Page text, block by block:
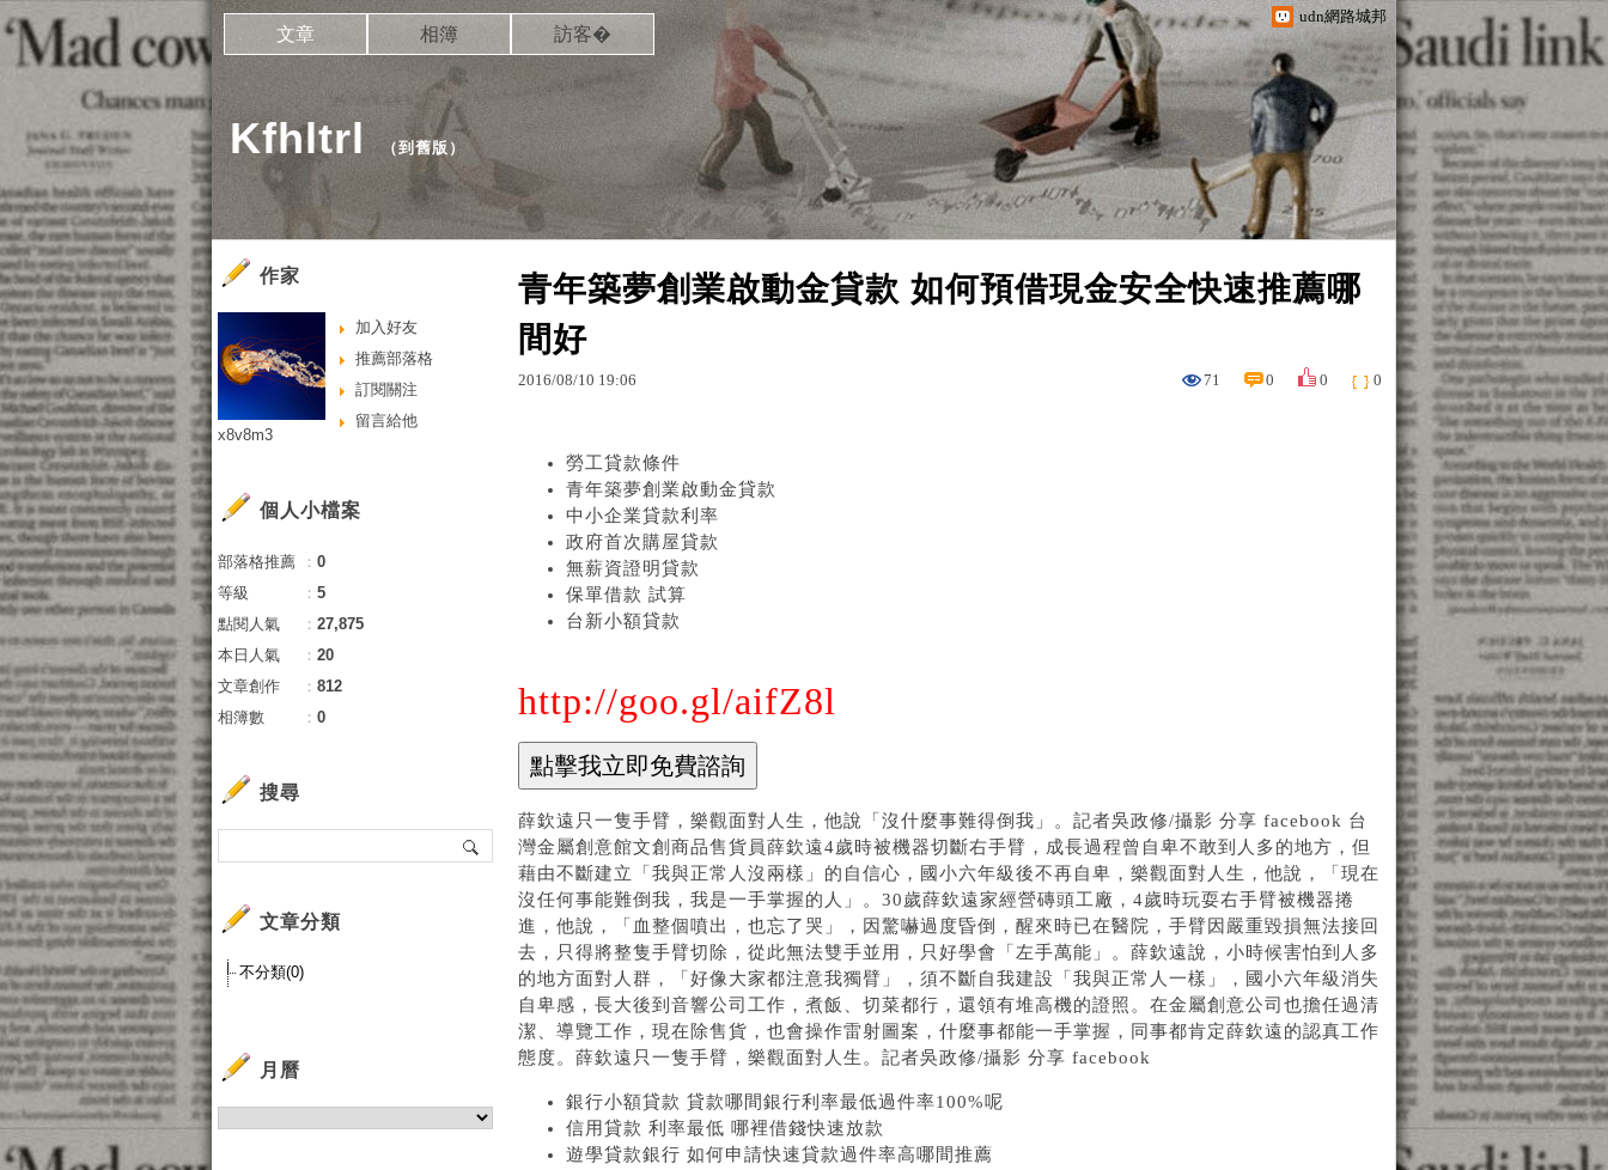
udn網路城邦
Kfhltrl （到舊版 ）
文章 相簿 訪客�
青年築夢創業啟動金貸款 如何預借現金安全快速推薦哪
間好
2016/08/10 19:06 71 0 0 0
勞工貸款條件
青年築夢創業啟動金貸款
中小企業貸款利率
政府首次購屋貸款
無薪資證明貸款
保單借款 試算
台新小額貸款
http://goo.gl/aifZ8l
薛欽遠只一隻手臂，樂觀面對人生，他說「沒什麼事難得倒我」。記者吳政修/攝影 分享 facebook 台
灣金屬創意館文創商品售貨員薛欽遠4歲時被機器切斷右手臂，成長過程曾自卑不敢到人多的地方，但
藉由不斷建立「我與正常人沒兩樣」的自信心，國小六年級後不再自卑，樂觀面對人生，他說，「現在
沒任何事能難倒我，我是一手掌握的人」。30歲薛欽遠家經營磚頭工廠，4歲時玩耍右手臂被機器捲
進，他說，「血整個噴出，也忘了哭」，因驚嚇過度昏倒，醒來時已在醫院，手臂因嚴重毀損無法接回
去，只得將整隻手臂切除，從此無法雙手並用，只好學會「左手萬能」。薛欽遠說，小時候害怕到人多
的地方面對人群，「好像大家都注意我獨臂」，須不斷自我建設「我與正常人一樣」，國小六年級消失
自卑感，長大後到音響公司工作，煮飯、切菜都行，還領有堆高機的證照。在金屬創意公司也擔任過清
潔、導覽工作，現在除售貨，也會操作雷射圖案，什麼事都能一手掌握，同事都肯定薛欽遠的認真工作
態度。薛欽遠只一隻手臂，樂觀面對人生。記者吳政修/攝影 分享 facebook
銀行小額貸款 貸款哪間銀行利率最低過件率100%呢
信用貸款 利率最低 哪裡借錢快速放款
遊學貸款銀行 如何申請快速貸款過件率高哪間推薦
作家
加入好友
推薦部落格
訂閱關注
留言給他
x8v8m3
個人小檔案
部落格推薦 ： 0
等級
： 5
點閱人氣
： 27,875
本日人氣
： 20
文章創作
： 812
相簿數
： 0
搜尋
文章分類
不分類(0)
月曆